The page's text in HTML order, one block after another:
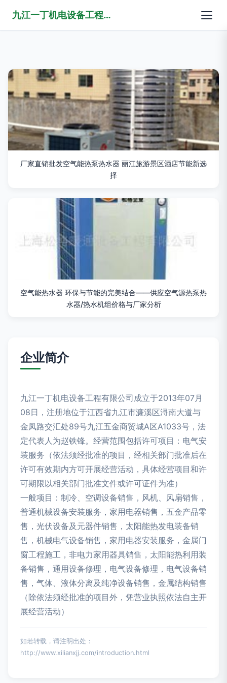
九江一丁机电设备工程有限公司
厂家直销批发空气能热泵热水器 丽江旅游景区酒店节能新选
择
空气能热水器 环保与节能的完美结合——供应空气源热泵热
水器/热水机组价格与厂家分析
企业简介
九江一丁机电设备工程有限公司成立于2013年07月
08日，注册地位于江西省九江市濂溪区浔南大道与
金凤路交汇处89号九江五金商贸城A区A1033号，法
定代表人为赵铁锋。经营范围包括许可项目：电气安
装服务（依法须经批准的项目，经相关部门批准后在
许可有效期内方可开展经营活动，具体经营项目和许
可期限以相关部门批准文件或许可证件为准）
一般项目：制冷、空调设备销售，风机、风扇销售，
普通机械设备安装服务，家用电器销售，五金产品零
售，光伏设备及元器件销售，太阳能热发电装备销
售，机械电气设备销售，家用电器安装服务，金属门
窗工程施工，非电力家用器具销售，太阳能热利用装
备销售，通用设备修理，电气设备修理，电气设备销
售，气体、液体分离及纯净设备销售，金属结构销售
（除依法须经批准的项目外，凭营业执照依法自主开
展经营活动）
如若转载，请注明出处：
http://www.xilianxjj.com/introduction.html